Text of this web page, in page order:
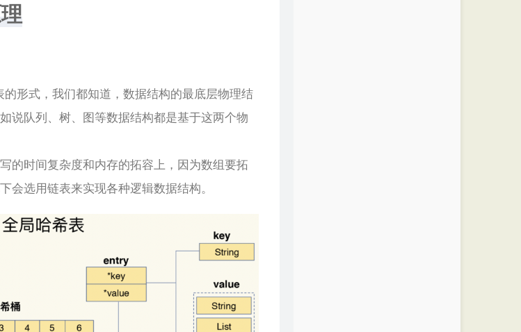
的形式，我们都知道，数据结构的最底层物理结
说队列、树、图等数据结构都是基于这两个物
的时间复杂度和内存的拓容上，因为数组要拓
会选用链表来实现各种逻辑数据结构。